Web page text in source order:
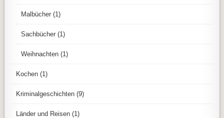
Malbücher (1)
Sachbücher (1)
Weihnachten (1)
Kochen (1)
Kriminalgeschichten (9)
Länder und Reisen (1)